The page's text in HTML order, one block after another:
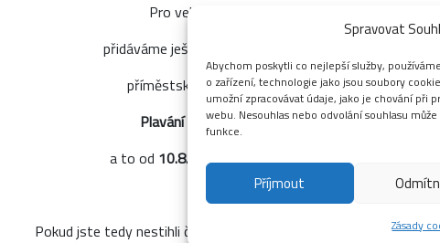
Spravovat
Abychom poskytli co nejlepší služby,
o zařízení, technologie jako jsou soubory
umožní zpracovávat údaje, jako je chování při
webu. Nesouhlas nebo odvolání souhlasu
funkce.
Příjmout
Zásady
Pro velký zájem
přidáváme ještě jeden termín
příměstského táboru
Plavání s Verčou,
a to od 10.8. – 14.8. 2026.
Pokud jste tedy nestihli červenec, máte ještě šanci!